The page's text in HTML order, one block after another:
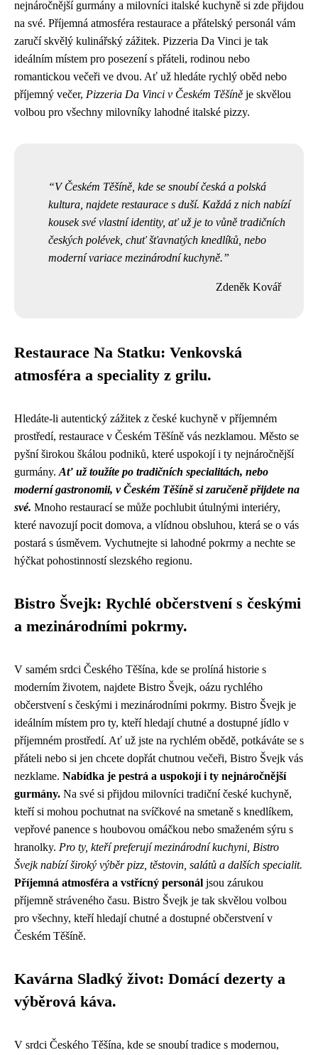
nejnáročnější gurmány a milovníci italské kuchyně si zde přijdou
na své. Příjemná atmosféra restaurace a přátelský personál vám
zaručí skvělý kulinářský zážitek. Pizzeria Da Vinci je tak
ideálním místem pro posezení s přáteli, rodinou nebo
romantickou večeři ve dvou. Ať už hledáte rychlý oběd nebo
příjemný večer, Pizzeria Da Vinci v Českém Těšíně je skvělou
volbou pro všechny milovníky lahodné italské pizzy.
V Českém Těšíně, kde se snoubí česká a polská
kultura, najdete restaurace s duší. Každá z nich nabízí
kousek své vlastní identity, ať už je to vůně tradičních
českých polévek, chuť šťavnatých knedlíků, nebo
moderní variace mezinárodní kuchyně.
Zdeněk Kovář
Restaurace Na Statku: Venkovská
atmosféra a speciality z grilu.
Hledáte-li autentický zážitek z české kuchyně v příjemném
prostředí, restaurace v Českém Těšíně vás nezklamou. Město se
pyšní širokou škálou podniků, které uspokojí i ty nejnáročnější
gurmány. Ať už toužíte po tradičních specialitách, nebo
moderní gastronomii, v Českém Těšíně si zaručeně přijdete na
své. Mnoho restaurací se může pochlubit útulnými interiéry,
které navozují pocit domova, a vlídnou obsluhou, která se o vás
postará s úsměvem. Vychutnejte si lahodné pokrmy a nechte se
hýčkat pohostinností slezského regionu.
Bistro Švejk: Rychlé občerstvení s českými
a mezinárodními pokrmy.
V samém srdci Českého Těšína, kde se prolíná historie s
moderním životem, najdete Bistro Švejk, oázu rychlého
občerstvení s českými i mezinárodními pokrmy. Bistro Švejk je
ideálním místem pro ty, kteří hledají chutné a dostupné jídlo v
příjemném prostředí. Ať už jste na rychlém obědě, potkáváte se s
přáteli nebo si jen chcete dopřát chutnou večeři, Bistro Švejk vás
nezklame. Nabídka je pestrá a uspokojí i ty nejnáročnější
gurmány. Na své si přijdou milovníci tradiční české kuchyně,
kteří si mohou pochutnat na svíčkové na smetaně s knedlíkem,
vepřové panence s houbovou omáčkou nebo smaženém sýru s
hranolky. Pro ty, kteří preferují mezinárodní kuchyni, Bistro
Švejk nabízí široký výběr pizz, těstovin, salátů a dalších specialit.
Příjemná atmosféra a vstřícný personál jsou zárukou
příjemně stráveného času. Bistro Švejk je tak skvělou volbou
pro všechny, kteří hledají chutné a dostupné občerstvení v
Českém Těšíně.
Kavárna Sladký život: Domácí dezerty a
výběrová káva.
V srdci Českého Těšína, kde se snoubí tradice s modernou,